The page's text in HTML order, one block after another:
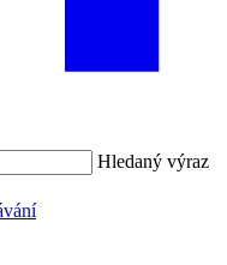
Hledaný výraz